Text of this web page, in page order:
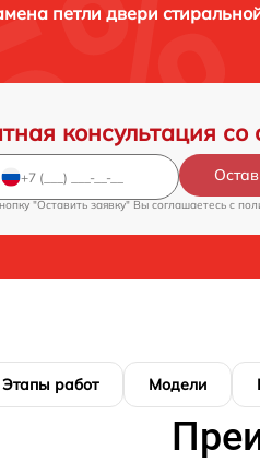
петли двери
консультация со
"Оставить заявку" Вы соглашаетесь c
Этапы работ Модели